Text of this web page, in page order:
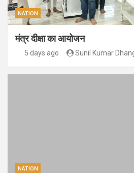
NATION
मंत्र दीक्षा का आयोजन
5 days ago Sunil Kumar
NATION